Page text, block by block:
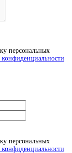
персональных
персональных